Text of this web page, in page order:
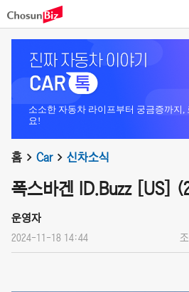
소소한 자동차 라이프부터 궁금증까지,
요!
홈 Car 신차소식
폭스바겐 ID.Buzz [US]
운영자
2024-11-18 14:44